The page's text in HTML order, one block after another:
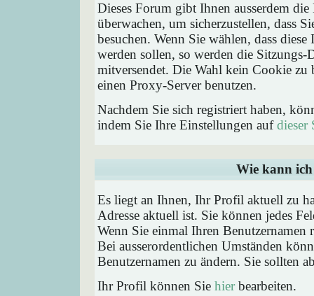
Dieses Forum gibt Ihnen ausserdem
überwachen, um sicherzustellen, dass
besuchen. Wenn Sie wählen, dass
werden sollen, so werden die
mitversendet. Die Wahl kein Cookie zu
einen Proxy-Server benutzen.
Nachdem Sie sich registriert haben,
indem Sie Ihre Einstellungen aufdieser
Wie kann
Es liegt an Ihnen, Ihr Profil aktuell zu
Adresse aktuell ist. Sie können jedes
Wenn Sie einmal Ihren
Bei ausserordentlichen Umständen
Benutzernamen zu ändern. Sie sollten
Ihr Profil können Sie hierbearbeiten.